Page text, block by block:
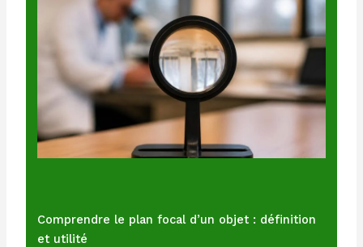
Comprendre le plan focal d’un objet : définition
et utilité